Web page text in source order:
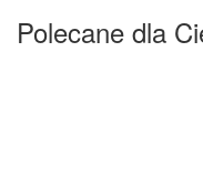
Polecane dla